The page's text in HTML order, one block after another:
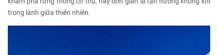
trong lành giữa thiên nhiên.